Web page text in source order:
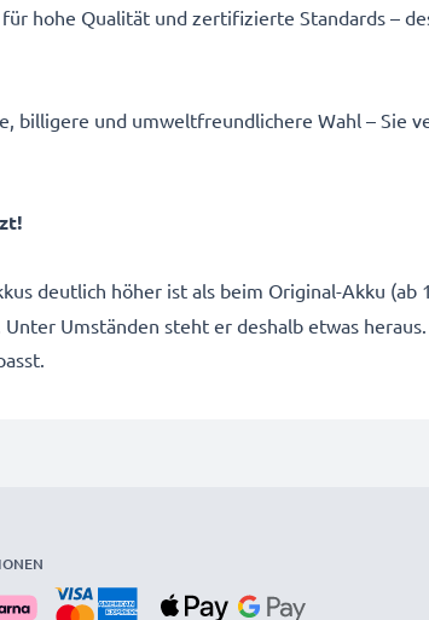
hohe Qualität und zertifizierte Standards –
billigere und umweltfreundlichere Wahl – Sie
deutlich höher ist als beim Original-Akku
Umständen steht er deshalb etwas